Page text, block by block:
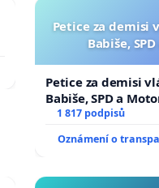
Petice za demisi
Babiše,
Petice za demisi
Babiše, SPD a
1 817 podpisů
Oznámení o